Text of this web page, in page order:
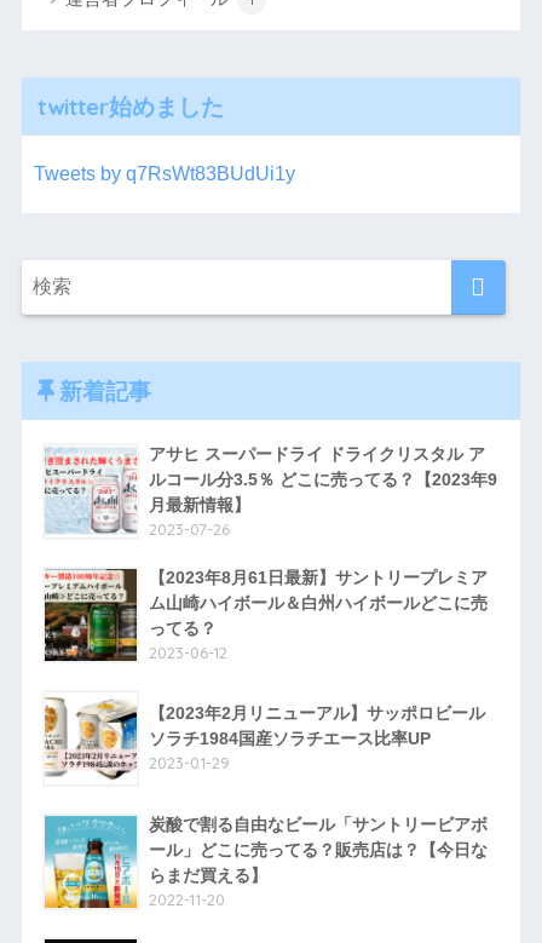
twitter始めました
Tweets by q7RsWt83BUdUi1y
新着記事
アサヒ スーパードライ ドライクリスタル ア
ルコール分3.5％ どこに売ってる？【2023年9
月最新情報】
2023-07-26
【2023年8月61日最新】サントリープレミア
ム山崎ハイボール＆白州ハイボールどこに売
ってる？
2023-06-12
【2023年2月リニューアル】サッポロビール
ソラチ1984国産ソラチエース比率UP
2023-01-29
炭酸で割る自由なビール「サントリービアボ
ール」どこに売ってる？販売店は？【今日な
らまだ買える】
2022-11-20